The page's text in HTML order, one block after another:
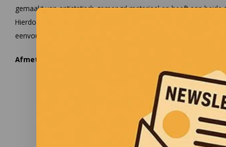
gemaakt van antistatisch gemengd materiaal en heeft aan
Hierdoor kan de Trigger Handle gedragen worden door zowel
eenvoudig en snel aan de riem te bevestigen door middel van
Afmetingen